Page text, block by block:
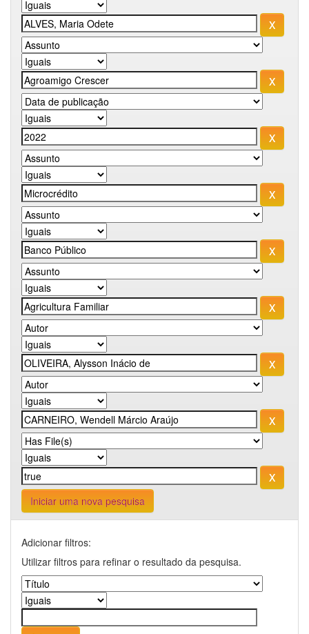
Iniciar uma nova pesquisa
Adicionar filtros:
Utilizar filtros para refinar o resultado da pesquisa.